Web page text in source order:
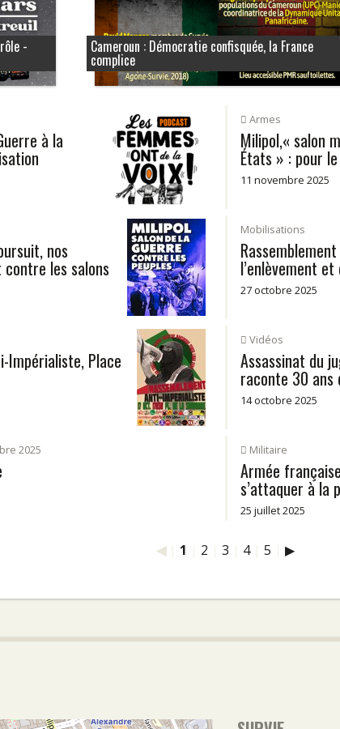
- Cameroun : Démocratie confisquée, la France
complice
à la
Armes
Milipol,« salon
États » : pour
11 novembre 2025
nos
les salons
Mobilisations
l’enlèvement
27 octobre 2025
Impérialiste, Place
Vidéos
Assassinat du
raconte 30 ans
14 octobre 2025
2025 Militaire
Armée
s’attaquer à la
25 juillet 2025
◀| 1 2 3 4| 5 ▶